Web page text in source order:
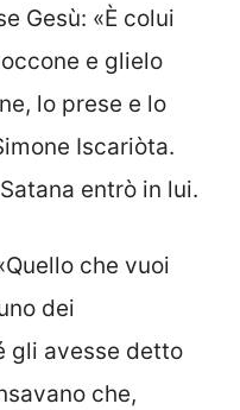
Gesù: «È colui
e glielo
lo prese e lo
Iscariòta.
entrò in lui.
che vuoi
dei
gli avesse detto
che,